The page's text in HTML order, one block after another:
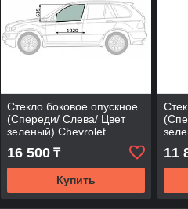
Стекло боковое опускное
(Спереди/ Слева/ Цвет
зеленый) Chevrolet
Venture 96-00 / Opel Sintra
96-99
16 500₸
Купить
11